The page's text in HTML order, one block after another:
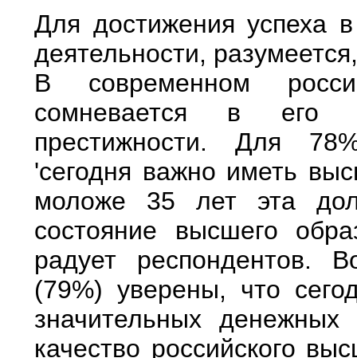
Для достижения успеха
деятельности,
В современном
сомневается в его
престижности. Для
'сегодня важно иметь
моложе 35 лет эта
состояние высшего
радует респондентов.
(79%) уверены, что
значительных
качество российского